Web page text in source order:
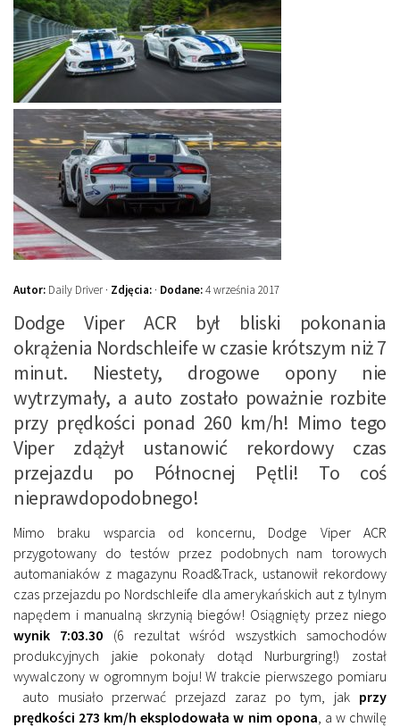
Autor: Daily Driver · Zdjęcia: · Dodane:4 września 2017
Dodge Viper ACR był bliski pokonania
okrążenia Nordschleife w czasie krótszym niż 7
minut. Niestety, drogowe opony nie
wytrzymały, a auto zostało poważnie rozbite
przy prędkości ponad 260 km/h! Mimo tego
Viper zdążył ustanowić rekordowy czas
przejazdu po Północnej Pętli! To coś
nieprawdopodobnego!
Mimo braku wsparcia od koncernu, Dodge Viper ACR
przygotowany do testów przez podobnych nam torowych
automaniaków z magazynu Road&Track, ustanowił rekordowy
czas przejazdu po Nordschleife dla amerykańskich aut z tylnym
napędem i manualną skrzynią biegów! Osiągnięty przez niego
wynik 7:03.30 (6 rezultat wśród wszystkich samochodów
produkcyjnych jakie pokonały dotąd Nurburgring!) został
wywalczony w ogromnym boju! W trakcie pierwszego pomiaru
auto musiało przerwać przejazd zaraz po tym, jak przy
prędkości 273 km/h eksplodowała w nim opona , a w chwilę